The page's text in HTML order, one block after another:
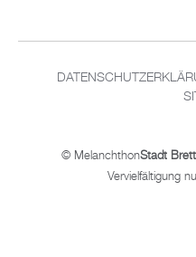
© MelanchthonStadt
Vervielfältigung